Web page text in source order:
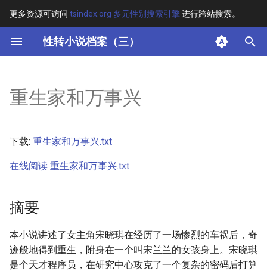
更多资源可访问 tsindex.org 多元性别搜索引擎进行跨站搜索。
性转小说档案（三）
键
开
搜
索
正文
重生家和万事兴
下载: 重生家和万事兴.txt
在线阅读 重生家和万事兴.txt
摘要
本小说讲述了女主角宋晓琪在经历了一场惨烈的车祸后，奇
迹般地得到重生，附身在一个叫宋兰兰的女孩身上。宋晓琪
是个天才程序员，在研究中心攻克了一个复杂的密码后打算